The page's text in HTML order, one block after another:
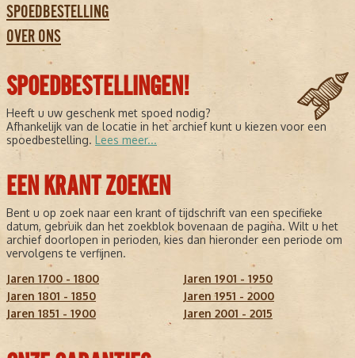
SPOEDBESTELLING
OVER ONS
SPOEDBESTELLINGEN!
Heeft u uw geschenk met spoed nodig?
Afhankelijk van de locatie in het archief kunt u kiezen voor een
spoedbestelling. Lees meer...
EEN KRANT ZOEKEN
Bent u op zoek naar een krant of tijdschrift van een specifieke
datum, gebruik dan het zoekblok bovenaan de pagina. Wilt u het
archief doorlopen in perioden, kies dan hieronder een periode om
vervolgens te verfijnen.
Jaren 1700 - 1800
Jaren 1801 - 1850
Jaren 1851 - 1900
Jaren 1901 - 1950
Jaren 1951 - 2000
Jaren 2001 - 2015